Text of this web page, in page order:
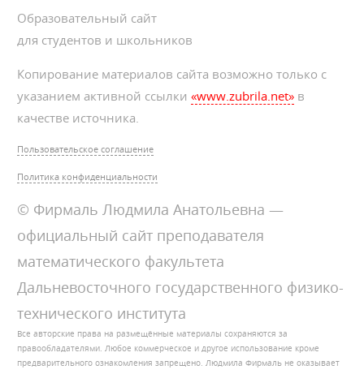
Образовательный сайт
для студентов и школьников
Копирование материалов сайта возможно только с
указанием активной ссылки«www.zubrila.net» в
качестве источника.
Пользовательское соглашение
Политика конфиденциальности
© Фирмаль Людмила Анатольевна —
официальный сайт преподавателя
математического факультета
Дальневосточного государственного физико-
технического института
Все авторские права на размещённые материалы сохраняются за
правообладателями. Любое коммерческое и другое использование кроме
предварительного ознакомления запрещено. Людмила Фирмаль не оказывает